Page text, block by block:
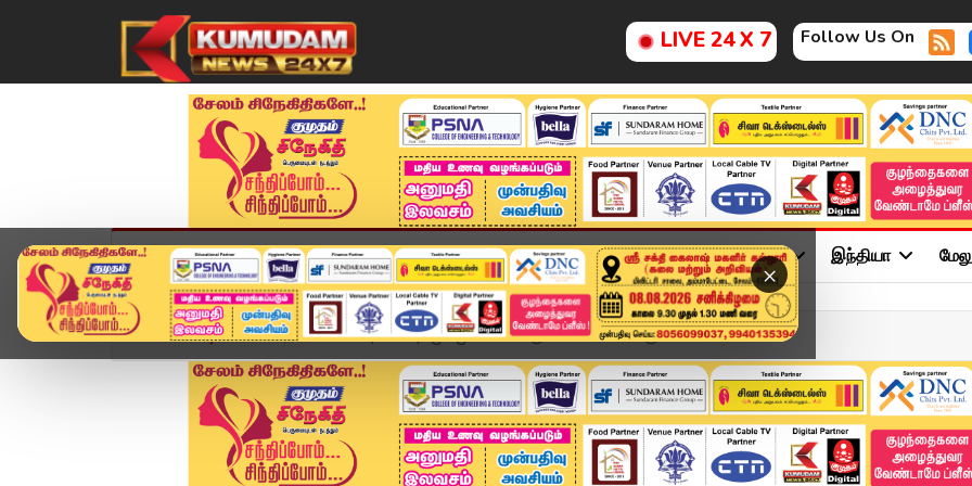
LIVE 24 X 7 Follow Us On
×
முகப்பு விளையாட்டு அண்மை தமிழ்நாடு சினிமா அரசியல் விளையாட்டு இந்தியா
Home வீடியோ ஸ்டோரி ADMK | DMK | “முகமுகமாக வாருங்கள்” – EPS-க்கு ஸ...